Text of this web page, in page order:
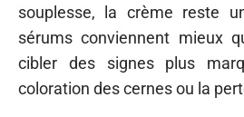
souplesse, la crème reste
sérums conviennent mieux
cibler des signes plus
coloration des cernes ou la